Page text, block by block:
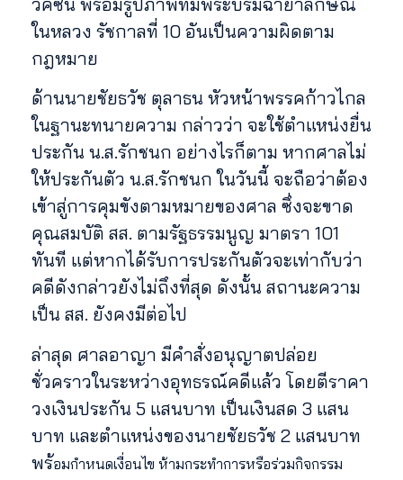
ในหลวง รัชกาลที่ 10 อันเป็นความผิดตาม
กฎหมาย
ด้านนายชัยธวัช ตุลาธน หัวหน้าพรรคก้าวไกล
ในฐานะทนายความ กล่าวว่า จะใช้ตำแหน่งยื่น
ประกัน น.ส.รักชนก อย่างไรก็ตาม หากศาลไม่
ให้ประกันตัว น.ส.รักชนก ในวันนี้ จะถือว่าต้อง
เข้าสู่การคุมขังตามหมายของศาล ซึ่งจะขาด
คุณสมบัติ สส. ตามรัฐธรรมนูญ มาตรา 101
ทันที แต่หากได้รับการประกันตัวจะเท่ากับว่า
คดีดังกล่าวยังไม่ถึงที่สุด ดังนั้น สถานะความ
เป็น สส. ยังคงมีต่อไป
ล่าสุด ศาลอาญา มีคำสั่งอนุญาตปล่อย
ชั่วคราวในระหว่างอุทธรณ์คดีแล้ว โดยตีราคา
วงเงินประกัน 5 แสนบาท เป็นเงินสด 3 แสน
บาท และตำแหน่งของนายชัยธวัช 2 แสนบาท
พร้อมกำหนดเงื่อนไข ห้ามกระทำการหรือร่วมกิจกรรม